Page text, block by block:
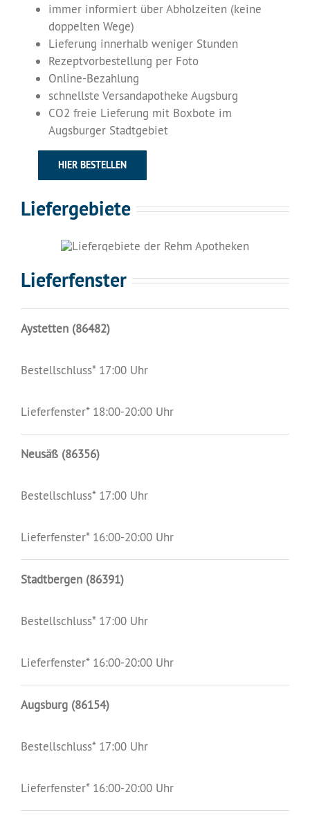
immer informiert über Abholzeiten (keine
doppelten Wege)
Lieferung innerhalb weniger Stunden
Rezeptvorbestellung per Foto
Online-Bezahlung
schnellste Versandapotheke Augsburg
CO2 freie Lieferung mit Boxbote im
Augsburger Stadtgebiet
HIER BESTELLEN
Liefergebiete
Lieferfenster
Aystetten (86482)
Bestellschluss* 17:00 Uhr
Lieferfenster* 18:00-20:00 Uhr
Neusäß (86356)
Bestellschluss* 17:00 Uhr
Lieferfenster* 16:00-20:00 Uhr
Stadtbergen (86391)
Bestellschluss* 17:00 Uhr
Lieferfenster* 16:00-20:00 Uhr
Augsburg (86154)
Bestellschluss* 17:00 Uhr
Lieferfenster* 16:00-20:00 Uhr